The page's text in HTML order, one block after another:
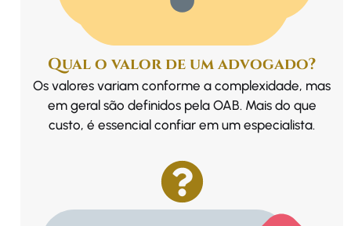
Qual o valor de um advogado?
Os valores variam conforme a complexidade, mas
em geral são definidos pela OAB. Mais do que
custo, é essencial confiar em um especialista.